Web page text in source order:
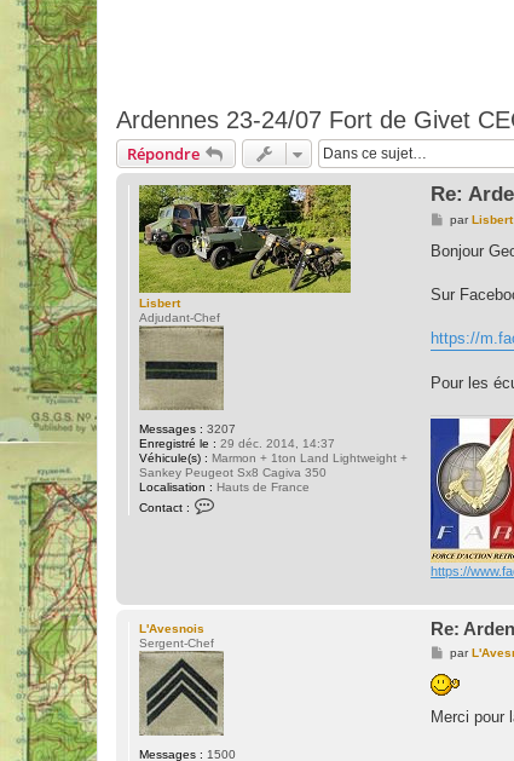
Ardennes 23-24/07 Fort de Givet
Répondre
Lisbert
Adjudant-Chef
Messages : 3207
Enregistré le : 29 déc. 2014, 14:37
Véhicule(s) : Marmon + 1ton Land Lightweight +
Sankey Peugeot Sx8 Cagiva 350
Localisation : Hauts de France
Contact :
s
b
e
r
t
Re:
M
s
g
parLisbert
Bonjour
Sur
https://
Pour les
https://
L'Avesnois
Sergent-Chef
Messages : 1500
Re:
M
s
s
g
par
Merci pour